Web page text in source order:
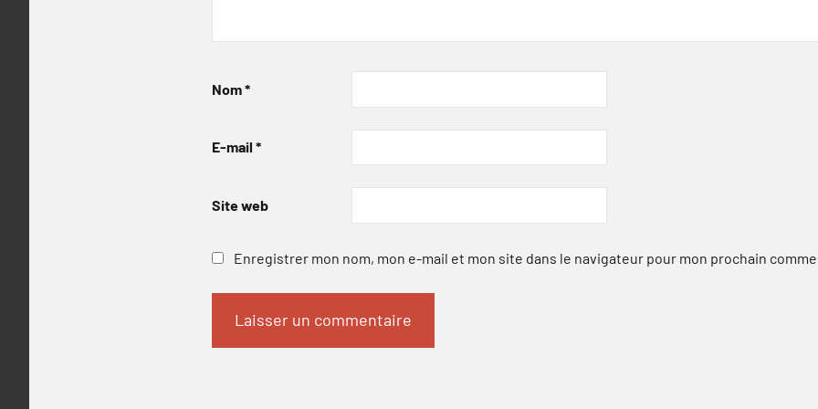
Nom*
E-mail *
Site web
Enregistrer mon nom, mon e-mail et mon site dans le navigateur pour mon prochain